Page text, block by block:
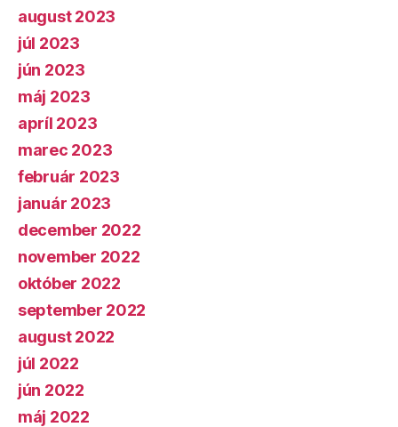
august 2023
júl 2023
jún 2023
máj 2023
apríl 2023
marec 2023
február 2023
január 2023
december 2022
november 2022
október 2022
september 2022
august 2022
júl 2022
jún 2022
máj 2022